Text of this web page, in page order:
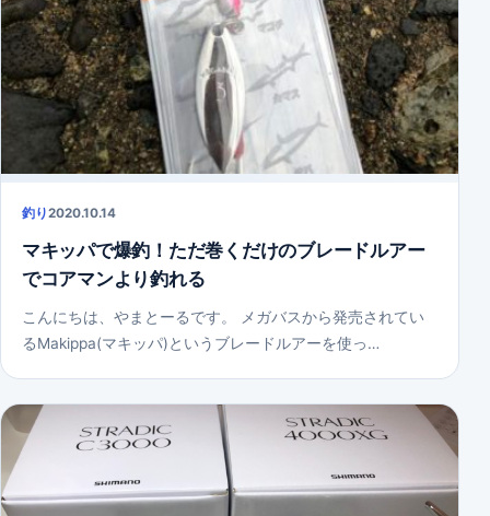
釣り2020.10.14
マキッパで爆釣！ただ巻くだけのブレードルアー
でコアマンより釣れる
こんにちは、やまとーるです。 メガバスから発売されてい
るMakippa(マキッパ)というブレードルアーを使っ…